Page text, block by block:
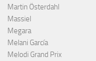
Martin Österdahl
Massiel
Megara
Melani García
Melodi Grand Prix